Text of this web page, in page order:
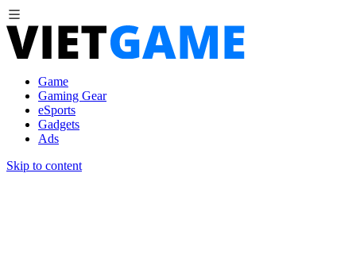
Game
Gaming Gear
eSports
Gadgets
Ads
Skip to content